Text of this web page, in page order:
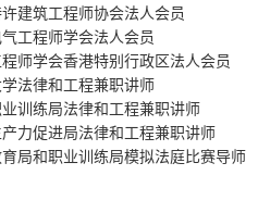
建筑工程师协会法人会员
工程师学会法人会员
师学会香港特别行政区法人会员
法律和工程兼职讲师
训练局法律和工程兼职讲师
力促进局法律和工程兼职讲师
局和职业训练局模拟法庭比赛导师